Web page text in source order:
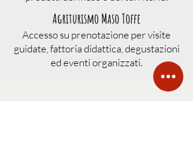
Agriturismo Maso Toffe
Accesso su prenotazione per visite
guidate, fattoria didattica, degustazioni
ed eventi organizzati.